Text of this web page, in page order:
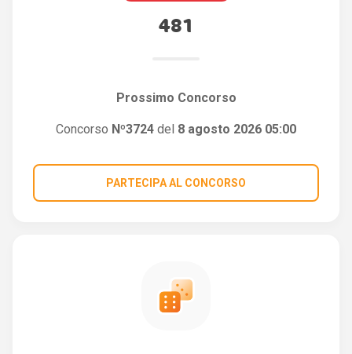
481
Prossimo Concorso
Concorso Nº3724 del 8 agosto 2026 05:00
PARTECIPA AL CONCORSO